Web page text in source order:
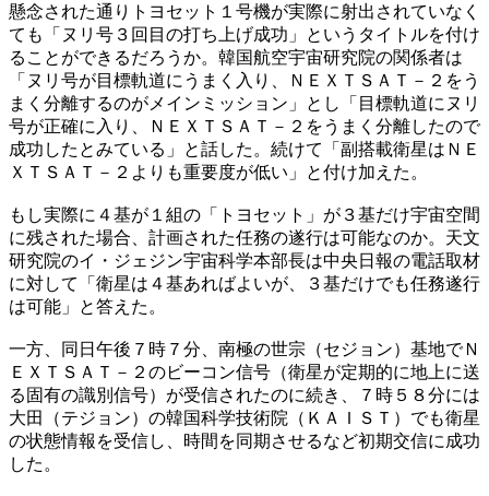
懸念された通りトヨセット１号機が実際に射出されていなく
ても「ヌリ号３回目の打ち上げ成功」というタイトルを付け
ることができるだろうか。韓国航空宇宙研究院の関係者は
「ヌリ号が目標軌道にうまく入り、ＮＥＸＴＳＡＴ－２をう
まく分離するのがメインミッション」とし「目標軌道にヌリ
号が正確に入り、ＮＥＸＴＳＡＴ－２をうまく分離したので
成功したとみている」と話した。続けて「副搭載衛星はＮＥ
ＸＴＳＡＴ－２よりも重要度が低い」と付け加えた。
もし実際に４基が１組の「トヨセット」が３基だけ宇宙空間
に残された場合、計画された任務の遂行は可能なのか。天文
研究院のイ・ジェジン宇宙科学本部長は中央日報の電話取材
に対して「衛星は４基あればよいが、３基だけでも任務遂行
は可能」と答えた。
一方、同日午後７時７分、南極の世宗（セジョン）基地でＮ
ＥＸＴＳＡＴ－２のビーコン信号（衛星が定期的に地上に送
る固有の識別信号）が受信されたのに続き、７時５８分には
大田（テジョン）の韓国科学技術院（ＫＡＩＳＴ）でも衛星
の状態情報を受信し、時間を同期させるなど初期交信に成功
した。